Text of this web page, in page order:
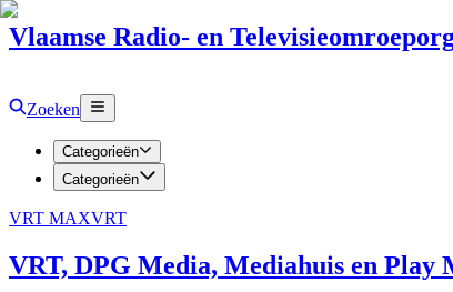
Vlaamse Radio- en
Zoeken
Categorieën
Categorieën
VRT MAXVRT
VRT, DPG Media, Mediahuis en Play